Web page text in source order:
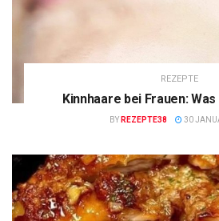
REZEPTE
Kinnhaare bei Frauen:
BY REZEPTE38 30